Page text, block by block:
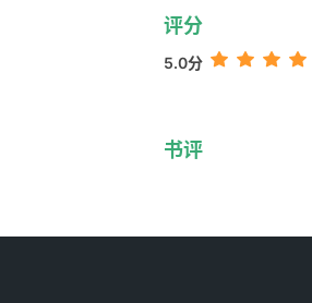
评分
5.0分
书评